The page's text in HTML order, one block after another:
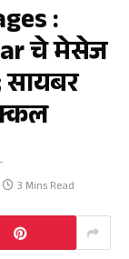
:
चे मेसेज
3 Mins Read